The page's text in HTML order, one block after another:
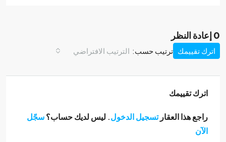
0 إعادة النظر
ترتيب حسب: الترتيب الافتراضي اترك تقييمك
اترك تقييمك
راجع هذا العقارتسجيل الدخول. ليس لديك حساب؟سجّل
الآن